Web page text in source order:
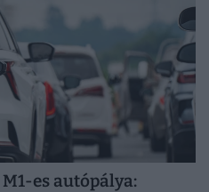
es autópálya: